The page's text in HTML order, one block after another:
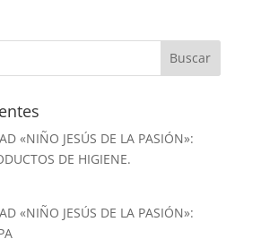
«NIÑO JESÚS DE LA PASIÓN»:
DE HIGIENE.
«NIÑO JESÚS DE LA PASIÓN»: